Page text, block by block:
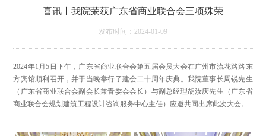
喜讯丨我院荣获广东省商业联合会三项殊荣
发布时间：2024-01-09
2024年1月5日下午，广东省商业联合会第五届会员大会在广州市流花路路东
方宾馆顺利召开，并于当晚举行了建会二十周年庆典。我院董事长周锐先生
（广东省商业联合会副会长兼青委会会长）与副总经理胡汝庆先生（广东省
商业联合会规划建筑工程设计咨询服务中心主任）应邀共同出席此次大会。